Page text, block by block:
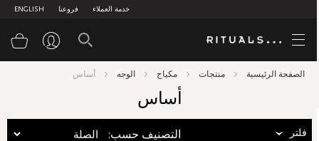
ENGLISH فروعنا خدمة العملاء
الصفحة الرئيسية منتجات مكياج الوجه أساس
أساس
فلتر :التصنيف حسب